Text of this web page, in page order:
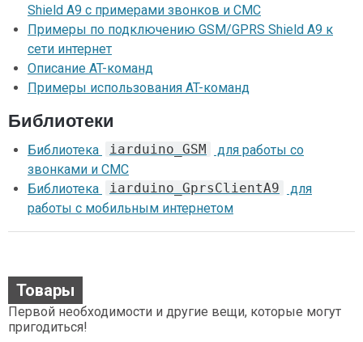
Shield A9 c примерами звонков и СМС
Примеры по подключению GSM/GPRS Shield A9 к
сети интернет
Описание AT-команд
Примеры использования AT-команд
Библиотеки
Библиотека iarduino_GSM
для работы со
звонками и СМС
Библиотека
iarduino_GprsClientA9
для
работы с мобильным интернетом
Товары
Первой необходимости и другие вещи, которые могут
пригодиться!